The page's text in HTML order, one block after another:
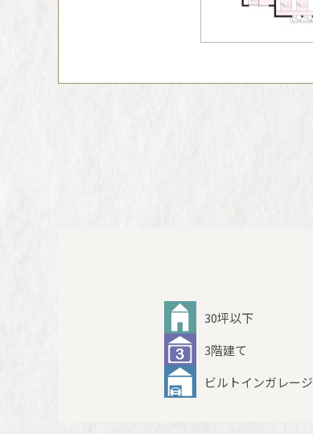
30坪以下
3階建て
ビルトインガレージ